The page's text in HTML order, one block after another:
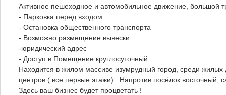
Активное пешеходное и автомобильное движение, большой
- Парковка перед входом.
- Остановка общественного транспорта
- Возможно размещение вывески.
-юридический адрес
- Доступ в Помещение круглосуточный.
Находится в жилом массиве изумрудный город, среди
центров ( все первые этажи) . Напротив посёлок восточный,
Здесь ваш бизнес будет процветать !